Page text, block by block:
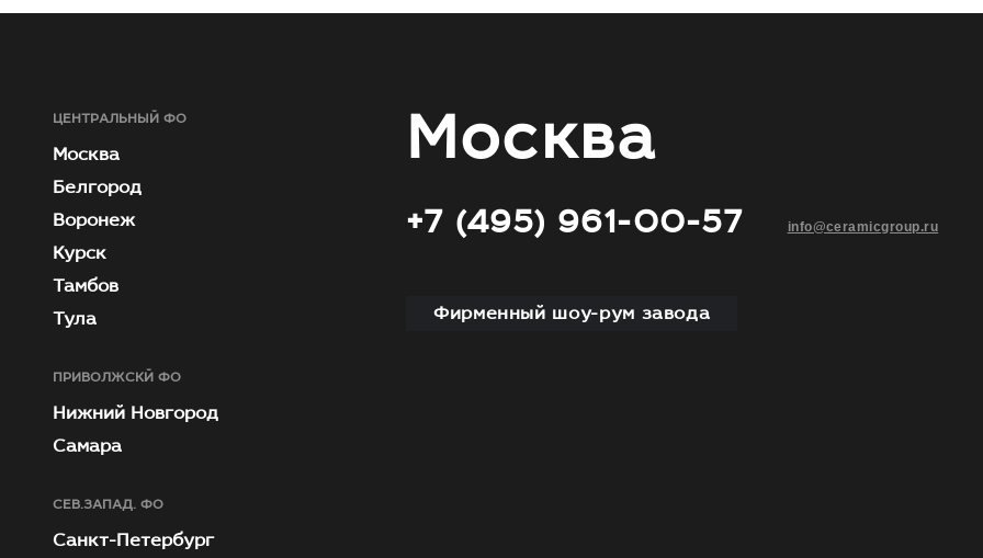
ЦЕНТРАЛЬНЫЙ ФО
Москва
Белгород
Воронеж
Курск
Тамбов
Тула
ПРИВОЛЖСКЙ ФО
Нижний Новгород
Самара
СЕВ.ЗАПАД. ФО
Санкт-Петербург
Москва
+7 (495) 961-00-57 info@ceramicgroup.ru
Фирменный шоу-рум завода